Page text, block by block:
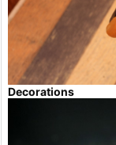
Decorations